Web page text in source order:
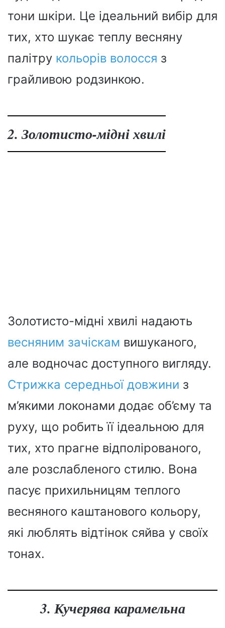
тони шкіри. Це ідеальний вибір для
тих, хто шукає теплу весняну
палітру кольорів волосся з
грайливою родзинкою.
2. Золотисто-мідні хвилі
Золотисто-мідні хвилі надають
весняним зачіскам вишуканого,
але водночас доступного вигляду.
Стрижка середньої довжини з
м’якими локонами додає об’єму та
руху, що робить її ідеальною для
тих, хто прагне відполірованого,
але розслабленого стилю. Вона
пасує прихильницям теплого
весняного каштанового кольору,
які люблять відтінок сяйва у своїх
тонах.
3. Кучерява карамельна